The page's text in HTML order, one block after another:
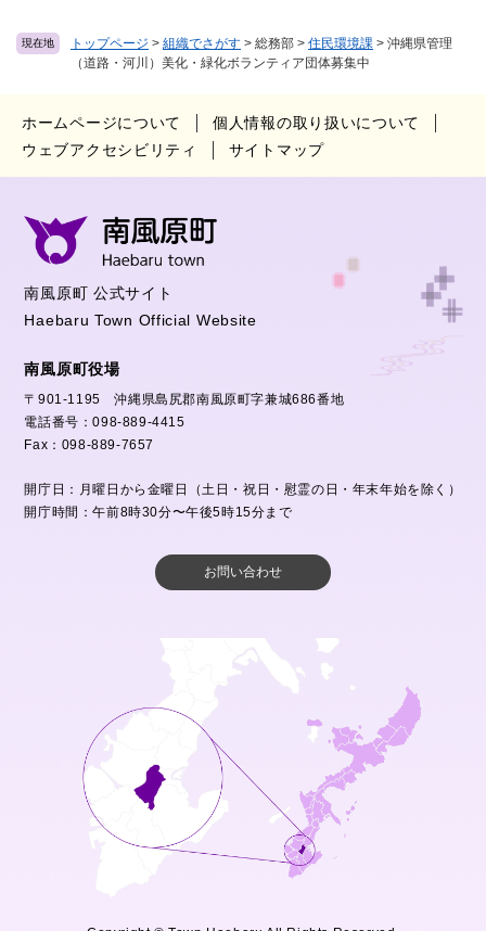
現在地 トップページ > 組織でさがす > 総務部 > 住民環境課 > 沖縄県管理
（道路・河川）美化・緑化ボランティア団体募集中
ホームページについて
個人情報の取り扱いについて
ウェブアクセシビリティ
サイトマップ
南風原町 公式サイト
Haebaru Town Official Website
南風原町役場
〒901-1195 沖縄県島尻郡南風原町字兼城686番地
電話番号：098-889-4415
Fax：098-889-7657
開庁日：月曜日から金曜日（土日・祝日・慰霊の日・年末年始を除く）
開庁時間：午前8時30分〜午後5時15分まで
お問い合わせ